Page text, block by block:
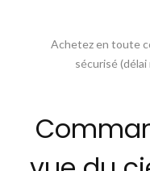
Achetez en toute
sécurisé (délai